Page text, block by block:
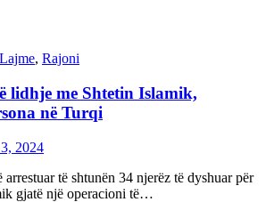
Lajme, Rajoni
lidhje me Shtetin Islamik,
në Turqi
2024
të shtunën 34 njerëz të dyshuar për
gjatë një operacioni të…